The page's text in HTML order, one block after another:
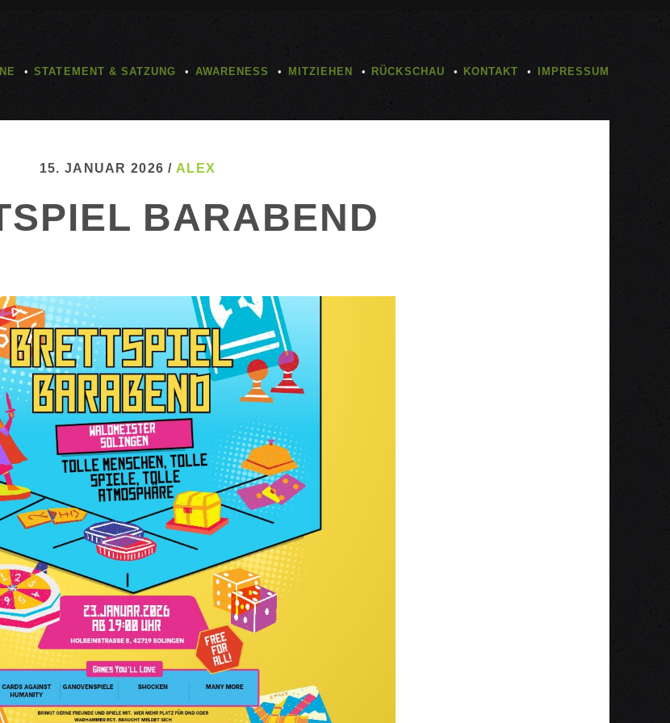
STATEMENT & SATZUNG AWARENESS MITZIEHEN RÜCKSCHAU KONTAKT IMPRESSUM
15. JANUAR 2026 / ALEX
BARABEND